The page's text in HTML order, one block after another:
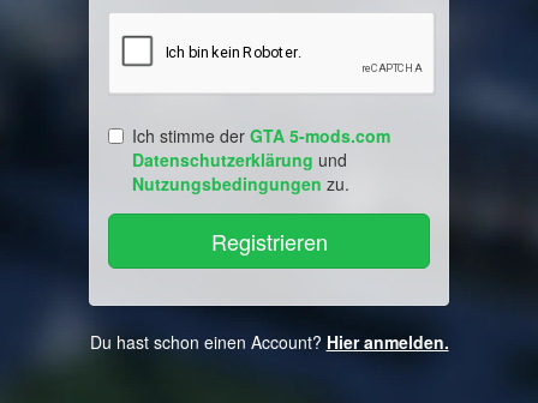
Ich stimme der GTA 5-mods.com
Datenschutzerklärung und
Nutzungsbedingungen zu.
Du hast schon einen Account? Hier anmelden.